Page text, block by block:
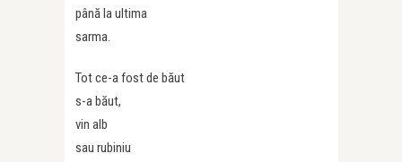
până la ultima
sarma.
Tot ce-a fost de băut
s-a băut,
vin alb
sau rubiniu